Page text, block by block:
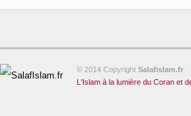
© 2014 Copyright Salafislam.fr
L'Islam à la lumière du Coran et